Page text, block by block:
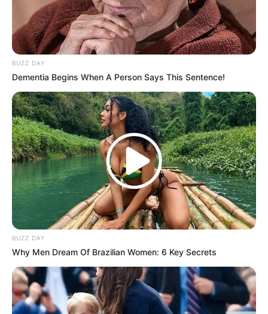
Alamat email Anda tidak akan dipublikasikan. Ruas yang wajib ditandai
Rating
Cerita
Pemain
Akting
Musik
BUZZ DAY
Dementia Begins When A Person Says This Sentence!
BUZZ DAY
Why Men Dream Of Brazilian Women: 6 Key Secrets